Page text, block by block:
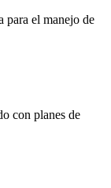
para el manejo de
con planes de